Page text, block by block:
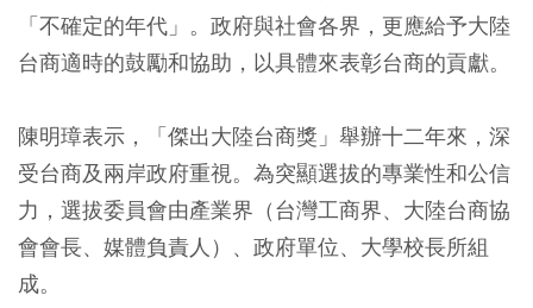
「不確定的年代」。政府與社會各界，更應給予大陸
台商適時的鼓勵和協助，以具體來表彰台商的貢獻。
陳明璋表示，「傑出大陸台商獎」舉辦十二年來，深
受台商及兩岸政府重視。為突顯選拔的專業性和公信
力，選拔委員會由產業界（台灣工商界、大陸台商協
會會長、媒體負責人）、政府單位、大學校長所組
成。